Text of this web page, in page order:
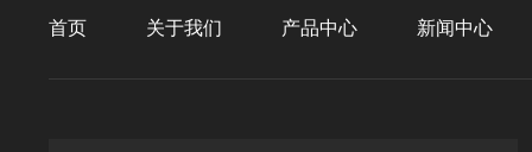
首页 关于我们 产品中心 新闻中心